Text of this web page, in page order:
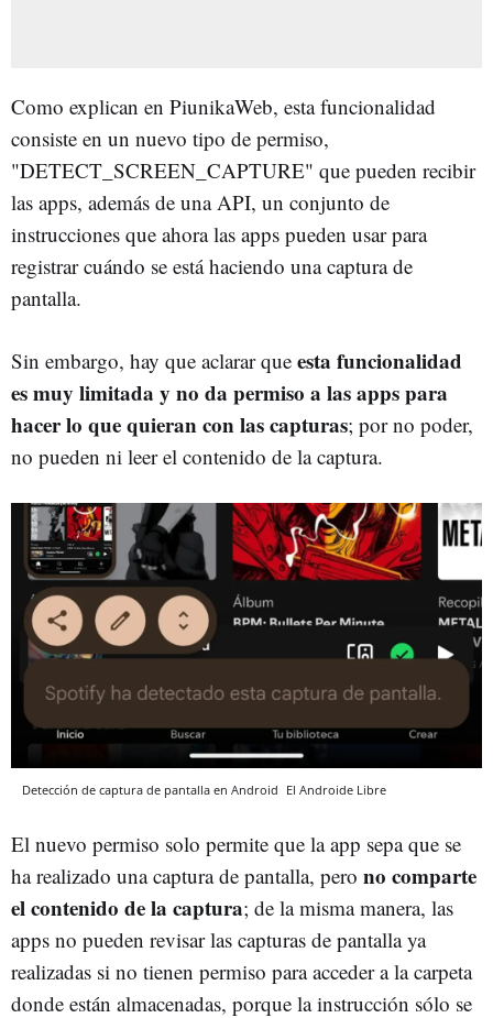
Como explican en PiunikaWeb, esta funcionalidad
consiste en un nuevo tipo de permiso,
"DETECT_SCREEN_CAPTURE" que pueden recibir
las apps, además de una API, un conjunto de
instrucciones que ahora las apps pueden usar para
registrar cuándo se está haciendo una captura de
pantalla.
Sin embargo, hay que aclarar que esta funcionalidad
es muy limitada y no da permiso a las apps para
hacer lo que quieran con las capturas; por no poder,
no pueden ni leer el contenido de la captura.
Detección de captura de pantalla en Android El Androide Libre
El nuevo permiso solo permite que la app sepa que se
ha realizado una captura de pantalla, pero no comparte
el contenido de la captura; de la misma manera, las
apps no pueden revisar las capturas de pantalla ya
realizadas si no tienen permiso para acceder a la carpeta
donde están almacenadas, porque la instrucción sólo se